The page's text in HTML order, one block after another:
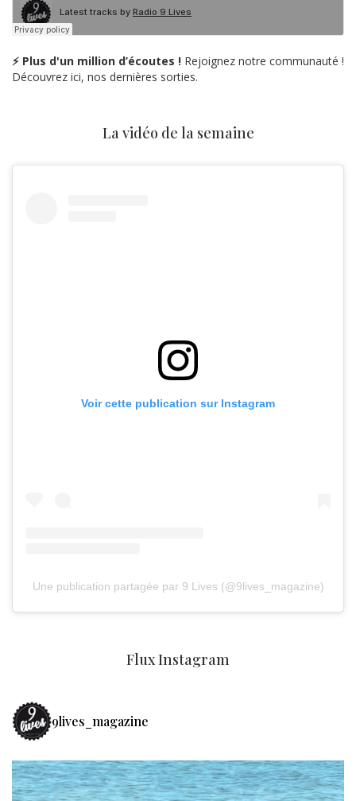
⚡ Plus d'un million d’écoutes ! Rejoignez notre communauté !
Découvrez ici, nos dernières sorties.
La vidéo de la semaine
Voir cette publication sur Instagram
Une publication partagée par 9 Lives (@9lives_magazine)
Flux Instagram
9lives_magazine